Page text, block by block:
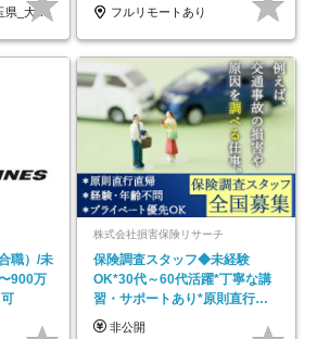
愛知県…
フルリモートあり
職）/未
900万
株式会社損害保険リサーチ
保険調査スタッフ◆未経験
OK*30代～60代活躍*丁寧な講
習・サポートあり*原則直行直
帰／全国募集・業務委託
非公開